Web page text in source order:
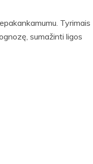
Tyrimais
sumažinti ligos